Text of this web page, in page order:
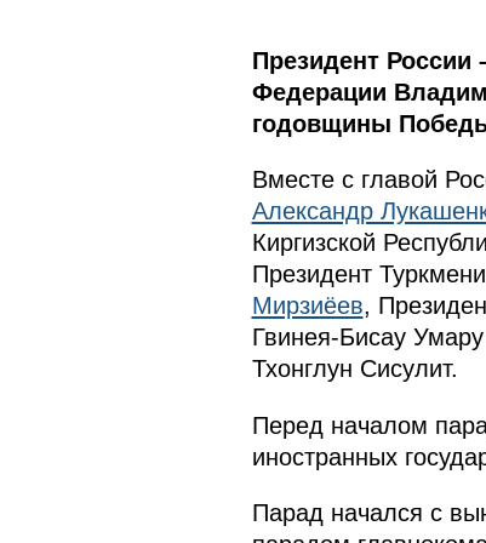
Президент
Федерации
годовщины
Вместе с главой
Александр
Киргизской
Президент
Мирзиёев,
Гвинея-Бисау
Тхонглун Сисулит.
Перед началом
иностранных
Парад начался с